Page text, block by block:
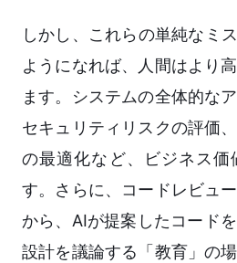
しかし、これらの単純なミ
ようになれば、人間はより
ます。システムの全体的な
セキュリティリスクの評価
の最適化など、ビジネス
す。さらに、コードレビュ
から、AIが提案したコード
設計を議論する「教育」の